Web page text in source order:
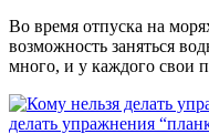
Во время отпуска на
возможность заняться
много, и у каждого свои
делать упражнения